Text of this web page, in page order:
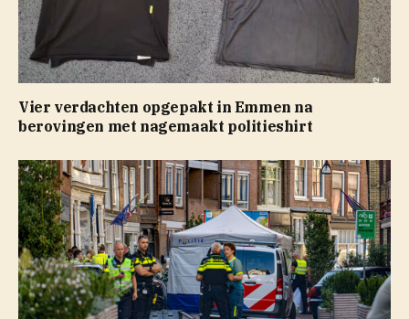
Vier verdachten opgepakt in Emmen na
berovingen met nagemaakt politieshirt